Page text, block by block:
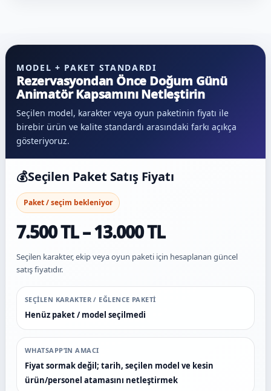
MODEL + PAKET STANDARDI
Rezervasyondan Önce Doğum Günü
Animatör Kapsamını Netleştirin
Seçilen model, karakter veya oyun paketinin fiyatı ile
birebir ürün ve kalite standardı arasındaki farkı açıkça
gösteriyoruz.
💰Seçilen Paket Satış Fiyatı
Paket / seçim bekleniyor
7.500 TL – 13.000 TL
Seçilen karakter, ekip veya oyun paketi için hesaplanan güncel
satış fiyatıdır.
SEÇILEN KARAKTER / EĞLENCE PAKETI
Henüz paket / model seçilmedi
WHATSAPP’IN AMACI
Fiyat sormak değil; tarih, seçilen model ve kesin
ürün/personel atamasını netleştirmek